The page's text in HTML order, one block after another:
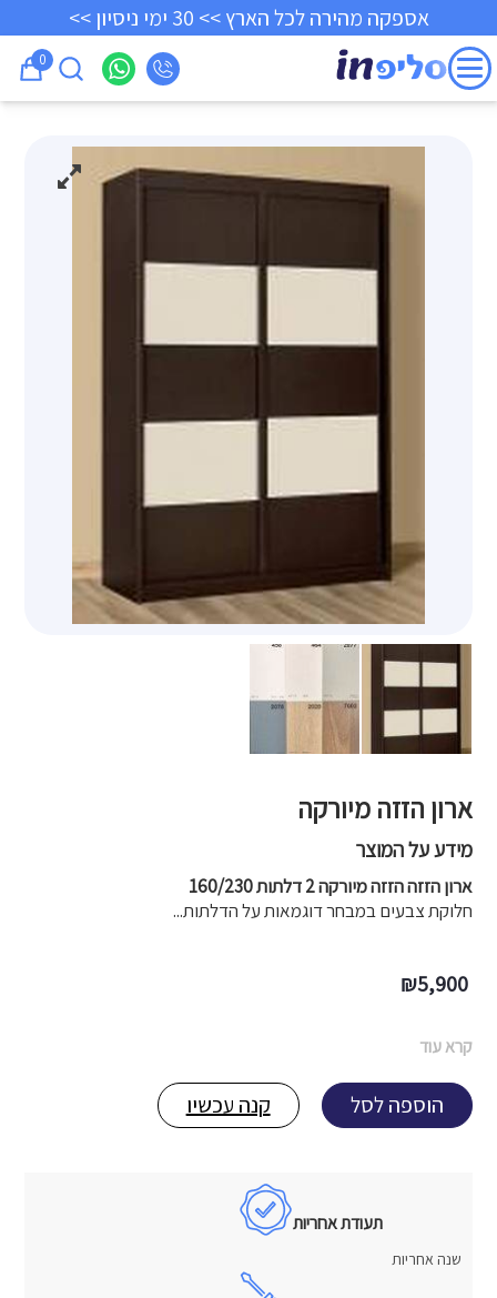
אספקה מהירה לכל הארץ >> 30 ימי ניסיון >>
0
ארון הזזה מיורקה
מידע על המוצר
ארון הזזה הזזה מיורקה 2 דלתות 160/230
חלוקת צבעים במבחר דוגמאות על הדלתות...
5,900
₪
קרא עוד
הוספה לסל קנה עכשיו
תעודת אחריות
שנה אחריות